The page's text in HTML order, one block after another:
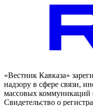
«Вестник Кавказа»
надзору в сфере связи,
массовых коммуникаций
Свидетельство о